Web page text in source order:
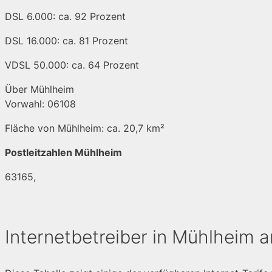
DSL 6.000: ca. 92 Prozent
DSL 16.000: ca. 81 Prozent
VDSL 50.000: ca. 64 Prozent
Über Mühlheim
Vorwahl: 06108
Fläche von Mühlheim: ca. 20,7 km²
Postleitzahlen Mühlheim
63165,
Internetbetreiber in Mühlheim